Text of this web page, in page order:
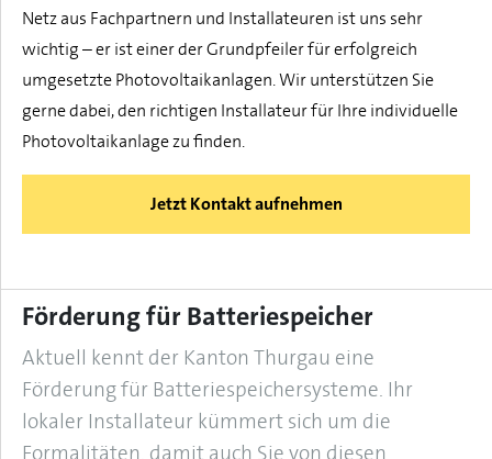
Netz aus Fachpartnern und Installateuren ist uns sehr
wichtig – er ist einer der Grundpfeiler für erfolgreich
umgesetzte Photovoltaikanlagen. Wir unterstützen Sie
gerne dabei, den richtigen Installateur für Ihre individuelle
Photovoltaikanlage zu finden.
Jetzt Kontakt aufnehmen
Förderung für Batteriespeicher
Aktuell kennt der Kanton Thurgau eine
Förderung für Batteriespeichersysteme. Ihr
lokaler Installateur kümmert sich um die
Formalitäten, damit auch Sie von diesen